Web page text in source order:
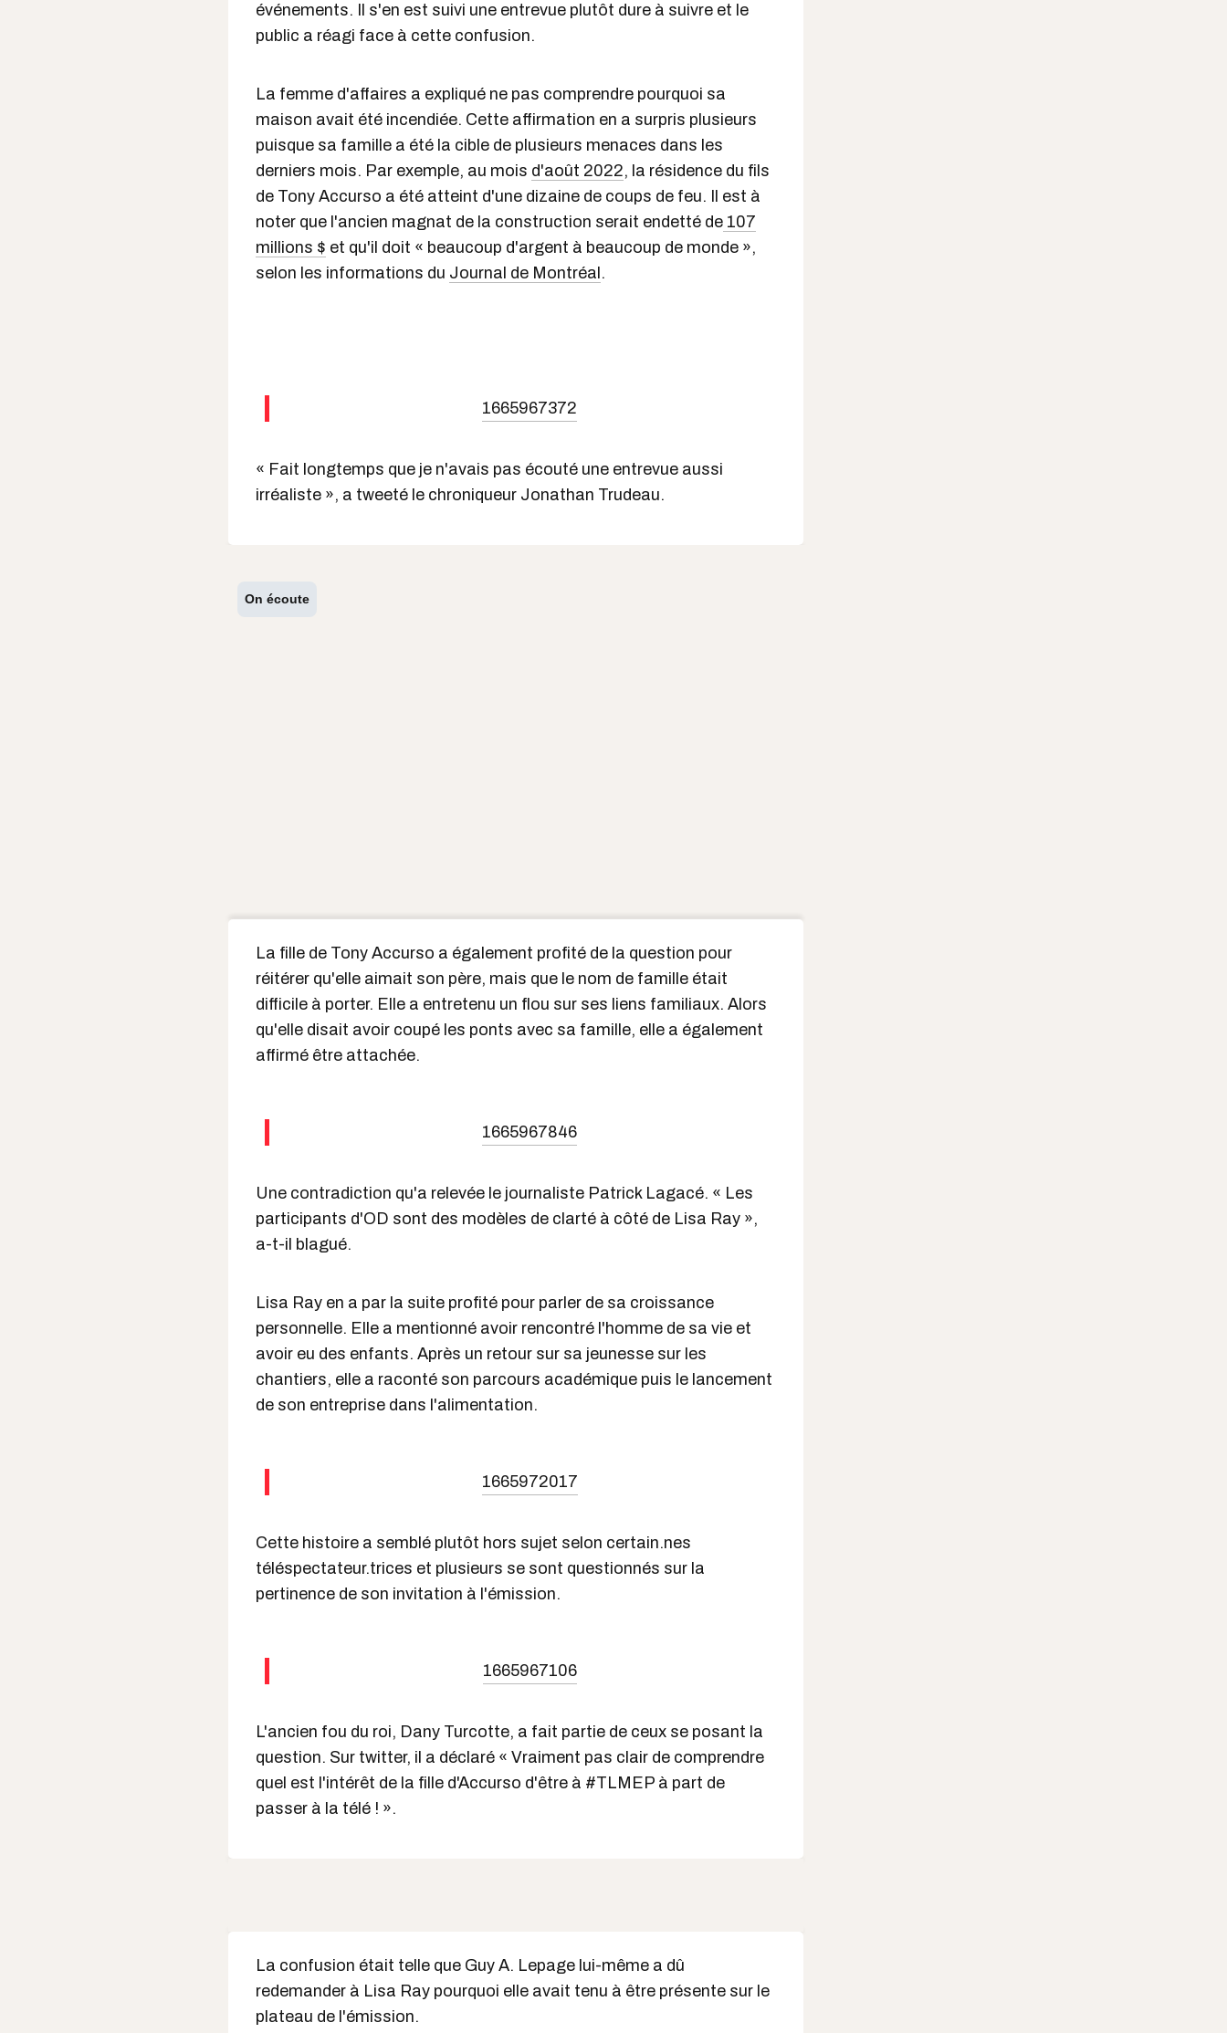
événements. Il s'en est suivi une entrevue plutôt dure à suivre et le
public a réagi face à cette confusion.
La femme d'affaires a expliqué ne pas comprendre pourquoi sa
maison avait été incendiée. Cette affirmation en a surpris plusieurs
puisque sa famille a été la cible de plusieurs menaces dans les
derniers mois. Par exemple, au mois d'août 2022, la résidence du fils
de Tony Accurso a été atteint d'une dizaine de coups de feu. Il est à
noter que l'ancien magnat de la construction serait endetté de 107
millions $ et qu'il doit « beaucoup d'argent à beaucoup de monde »,
selon les informations du Journal de Montréal .
1665967372
« Fait longtemps que je n'avais pas écouté une entrevue aussi
irréaliste », a tweeté le chroniqueur Jonathan Trudeau.
On écoute
La fille de Tony Accurso a également profité de la question pour
réitérer qu'elle aimait son père, mais que le nom de famille était
difficile à porter. Elle a entretenu un flou sur ses liens familiaux. Alors
qu'elle disait avoir coupé les ponts avec sa famille, elle a également
affirmé être attachée.
1665967846
Une contradiction qu'a relevée le journaliste Patrick Lagacé. « Les
participants d'OD sont des modèles de clarté à côté de Lisa Ray »,
a-t-il blagué.
Lisa Ray en a par la suite profité pour parler de sa croissance
personnelle. Elle a mentionné avoir rencontré l'homme de sa vie et
avoir eu des enfants. Après un retour sur sa jeunesse sur les
chantiers, elle a raconté son parcours académique puis le lancement
de son entreprise dans l'alimentation.
1665972017
Cette histoire a semblé plutôt hors sujet selon certain.nes
téléspectateur.trices et plusieurs se sont questionnés sur la
pertinence de son invitation à l'émission.
1665967106
L'ancien fou du roi, Dany Turcotte, a fait partie de ceux se posant la
question. Sur twitter, il a déclaré « Vraiment pas clair de comprendre
quel est l'intérêt de la fille d'Accurso d'être à #TLMEP à part de
passer à la télé ! ».
La confusion était telle que Guy A. Lepage lui-même a dû
redemander à Lisa Ray pourquoi elle avait tenu à être présente sur le
plateau de l'émission.